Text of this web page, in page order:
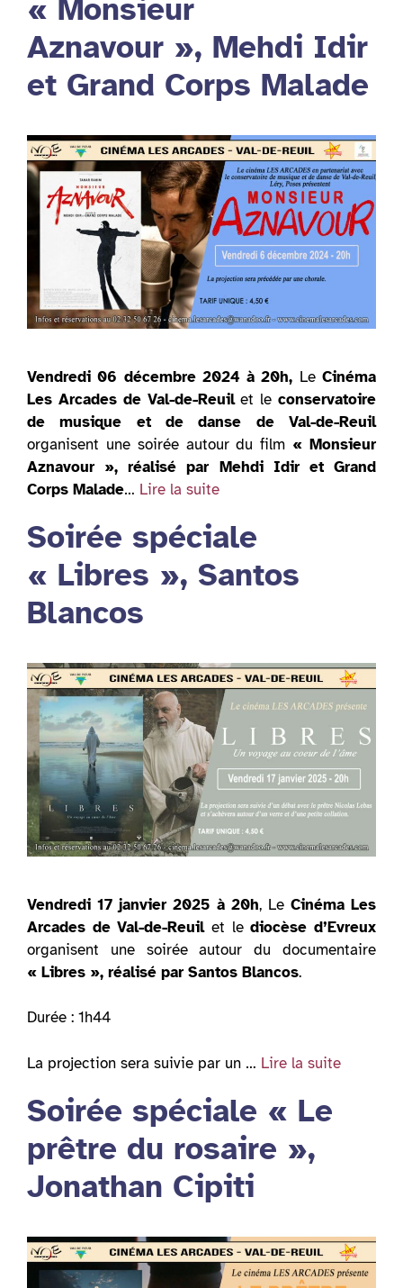
« Monsieur
Aznavour », Mehdi Idir
et Grand Corps Malade
Vendredi 06 décembre 2024 à 20h, LeCinéma
Les Arcades de Val-de-Reuilet le conservatoire
de musique et de danse de Val-de-Reuil
organisent une soirée autour du film « Monsieur
Aznavour », réalisé par Mehdi Idir et Grand
Corps Malade… Lire la suite
Soirée spéciale
« Libres », Santos
Blancos
Vendredi 17 janvier 2025 à 20h, Le Cinéma Les
Arcades de Val-de-Reuilet lediocèse d’Evreux
organisent une soirée autour du documentaire
« Libres », réalisé par Santos Blancos.
Durée : 1h44
La projection sera suivie par un … Lire la suite
Soirée spéciale « Le
prêtre du rosaire »,
Jonathan Cipiti